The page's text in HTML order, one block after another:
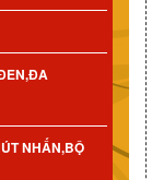
NHẤN,BỘ